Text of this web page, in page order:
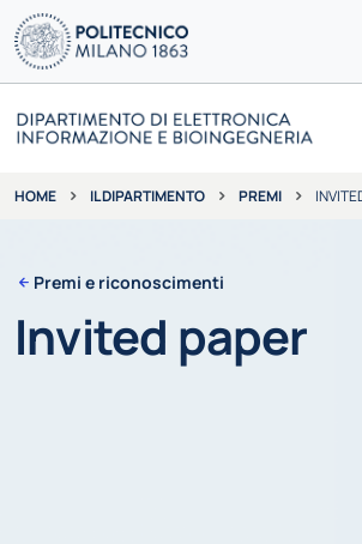
HOME IL DIPARTIMENTO PREMI
Premi e riconoscimenti
Invited paper